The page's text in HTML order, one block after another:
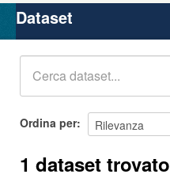
Organizzazioni
Gruppi
Dataset
Ordina per
1 dataset trovato